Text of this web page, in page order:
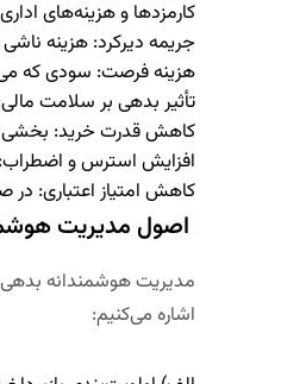
کارمزدها و هزینه‌های
جریمه دیرکرد: هزینه
هزینه فرصت: سودی که
تأثیر بدهی بر سلامت
کاهش قدرت خرید: بخشی
افزایش استرس و اضطراب:
کاهش امتیاز اعتباری: در
اصول مدیریت
مدیریت هوشمندانه بدهی
اشاره می‌کنیم: